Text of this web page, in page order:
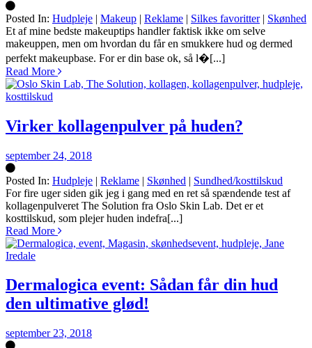
Posted In: Hudpleje | Makeup | Reklame | Silkes favoritter| Skønhed
Silke
Et af mine bedste makeuptips handler faktisk ikke om selve
makeuppen, men om hvordan du får en smukkere hud og dermed
perfekt makeupbase. For er din base ok, så l�[...]
Read More
Virker kollagenpulver på huden?
september 24, 2018
Posted In: Hudpleje | Reklame | Skønhed | Sundhed/kosttilskud
Silke
For fire uger siden gik jeg i gang med en ret så spændende test af
kollagenpulveret The Solution fra Oslo Skin Lab. Det er et
kosttilskud, som plejer huden indefra[...]
Read More
Dermalogica event: Sådan får din hud
den ultimative glød!
september 23, 2018